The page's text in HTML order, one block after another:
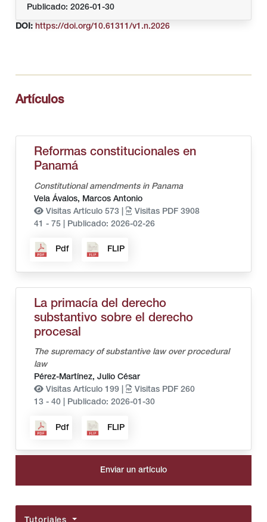
Publicado: 2026-01-30
DOI: https://doi.org/10.61311/v1.n.2026
Artículos
Reformas constitucionales en
Panamá
Constitutional amendments in Panama
Vela Ávalos, Marcos Antonio
Visitas Artículo 573 |
Visitas PDF 3908
41 - 75
Publicado: 2026-02-26
Pdf FLIP
La primacía del derecho
substantivo sobre el derecho
procesal
The supremacy of substantive law over procedural
law
Pérez-Martínez, Julio César
Visitas Artículo 199 |
Visitas PDF 260
13 - 40
Publicado: 2026-01-30
Pdf FLIP
Enviar un artículo